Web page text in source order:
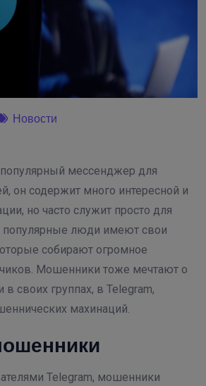
Новости
мессенджер для
он содержит много интересной и
но часто служит просто для
популярные люди имеют свои
собирают огромное
Мошенники тоже мечтают о
своих группах, в Telegram,
махинаций.
Telegram, мошенники